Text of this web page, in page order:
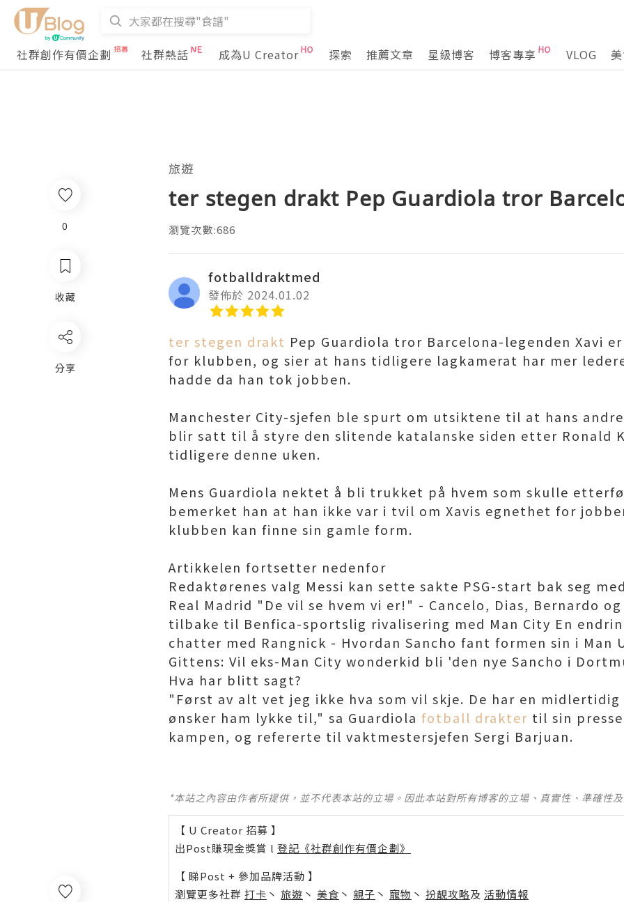
社群創作有價企劃 社群熱話 成為U Creator 探索 推薦文章 星級博客 博客專享 VLOG
旅遊
ter stegen drakt Pep Guardiola tror
瀏覽次數:686
fotballdraktmed
發佈於 2024.01.02
ter stegen drakt Pep Guardiola tror Barcelona-legenden Xavi
for klubben, og sier at hans tidligere lagkamerat har mer
hadde da han tok jobben.
Manchester City-sjefen ble spurt om utsiktene til at hans
blir satt til å styre den slitende katalanske siden etter Ronald
tidligere denne uken.
Mens Guardiola nektet å bli trukket på hvem som skulle
bemerket han at han ikke var i tvil om Xavis egnethet for
klubben kan finne sin gamle form.
Artikkelen fortsetter nedenfor
Redaktørenes valg Messi kan sette sakte PSG-start bak seg
Real Madrid "De vil se hvem vi er!" - Cancelo, Dias, Bernardo
tilbake til Benfica-sportslig rivalisering med Man City En
chatter med Rangnick - Hvordan Sancho fant formen sin i Man
Gittens: Vil eks-Man City wonderkid bli 'den nye Sancho i
Hva har blitt sagt?
"Først av alt vet jeg ikke hva som vil skje. De har en
ønsker ham lykke til," sa Guardiola fotball drakter til sin
kampen, og refererte til vaktmestersjefen Sergi Barjuan.
*本站之內容由作者所提供，並不代表本站的立場。因此本站對所有博客的立場、真實性、準確性
【 U Creator 招募 】
出Post賺現金獎賞 l 登記《社群創作有價企劃》
【 睇Post + 參加品牌活動 】
瀏覽更多社群 打卡 丶 旅遊 丶 美食 丶 親子 丶 寵物 丶 扮靚攻略及 活動情報
0
收藏
分享